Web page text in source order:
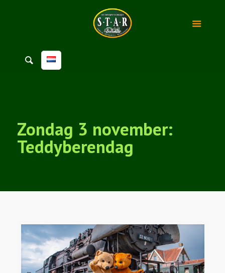
Zondag 3 november:
Teddyberendag